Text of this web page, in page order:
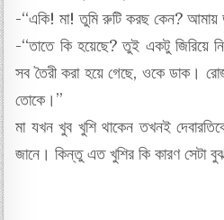
-“একি! মা! তুমি রুটি করছ কেন? আমায়
-“তাতে কি হয়েছে? তুই একটু জিরিয়ে
সব তৈরী করা হয়ে গেছে, ওকে ডাক।
তোকে।”
মা যখন খুব খুশি থাকেন তখন‌ই
জানে। কিন্তু এত খুশির কি কারণ সেটা